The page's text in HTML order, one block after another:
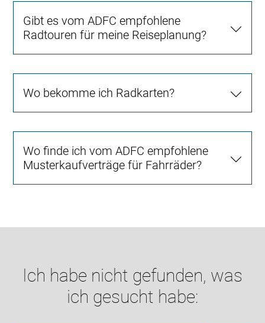
Gibt es vom ADFC empfohlene
Radtouren für meine Reiseplanung?
Wo bekomme ich Radkarten?
Wo finde ich vom ADFC empfohlene
Musterkaufverträge für Fahrräder?
Ich habe nicht gefunden, was
ich gesucht habe: